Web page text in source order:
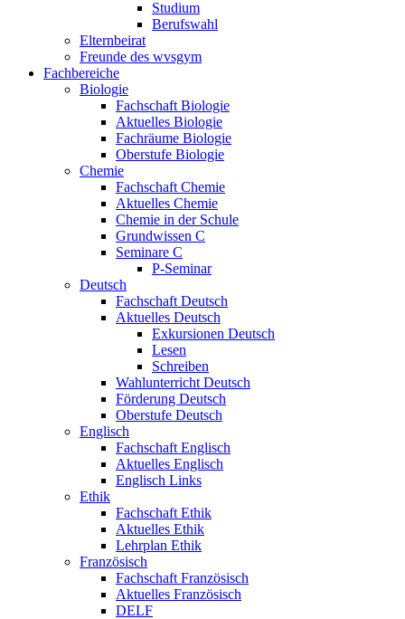
Studium
Berufswahl
Elternbeirat
Freunde des wvsgym
Fachbereiche
Biologie
Fachschaft Biologie
Aktuelles Biologie
Fachräume Biologie
Oberstufe Biologie
Chemie
Fachschaft Chemie
Aktuelles Chemie
Chemie in der Schule
Grundwissen C
Seminare C
P-Seminar
Deutsch
Fachschaft Deutsch
Aktuelles Deutsch
Exkursionen Deutsch
Lesen
Schreiben
Wahlunterricht Deutsch
Förderung Deutsch
Oberstufe Deutsch
Englisch
Fachschaft Englisch
Aktuelles Englisch
Englisch Links
Ethik
Fachschaft Ethik
Aktuelles Ethik
Lehrplan Ethik
Französisch
Fachschaft Französisch
Aktuelles Französisch
DELF